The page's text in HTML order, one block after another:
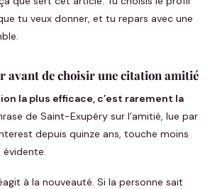
tu veux donner, et tu repars avec une
avant de choisir une citation amitié
la plus efficace, c’est rarement la
de Saint-Exupéry sur l’amitié, lue par
depuis quinze ans, touche moins
évidente.
à la nouveauté. Si la personne sait